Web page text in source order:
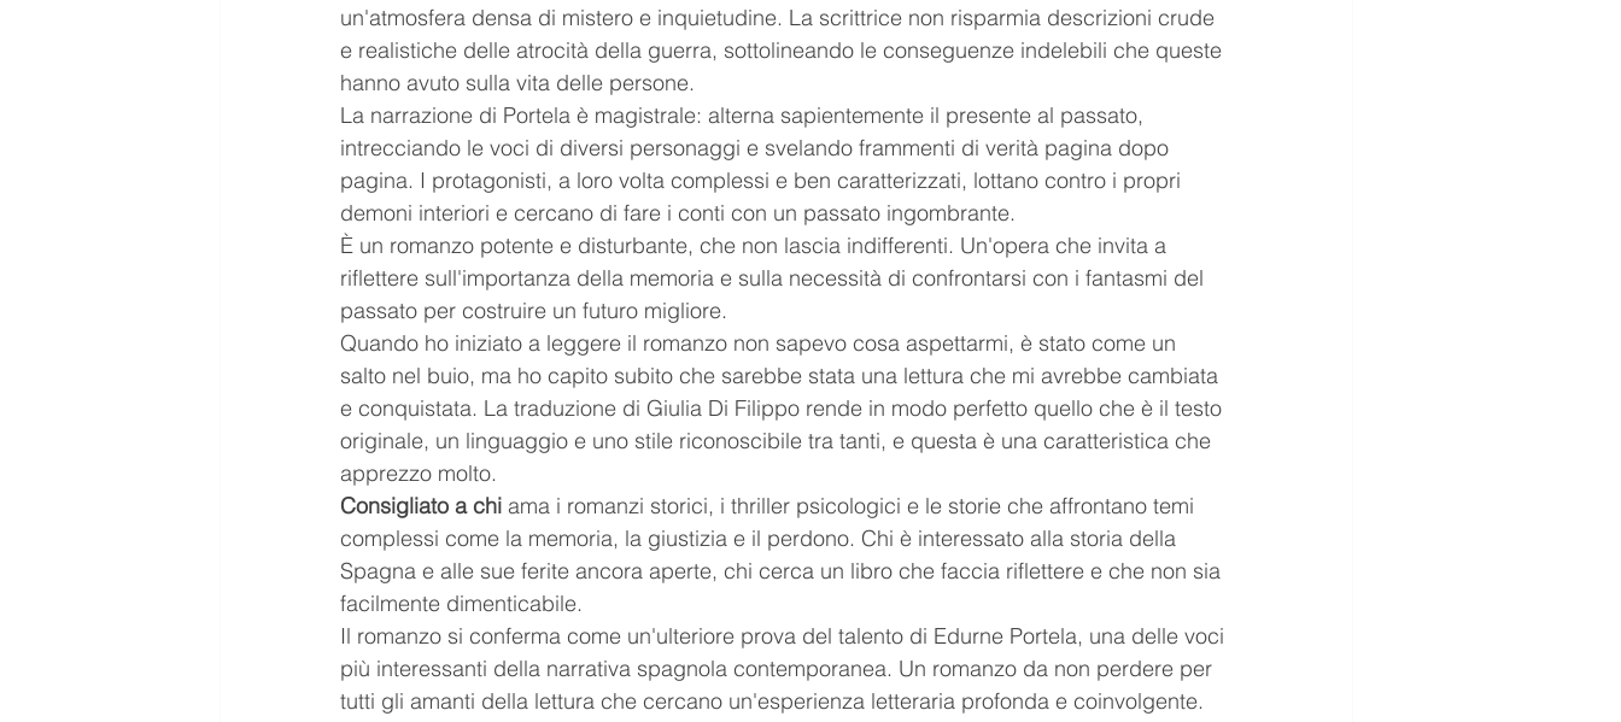
un'atmosfera densa di mistero e inquietudine. La scrittrice non risparmia descrizioni crude
e realistiche delle atrocità della guerra, sottolineando le conseguenze indelebili che queste
hanno avuto sulla vita delle persone.
La narrazione di Portela è magistrale: alterna sapientemente il presente al passato,
intrecciando le voci di diversi personaggi e svelando frammenti di verità pagina dopo
pagina. I protagonisti, a loro volta complessi e ben caratterizzati, lottano contro i propri
demoni interiori e cercano di fare i conti con un passato ingombrante.
È un romanzo potente e disturbante, che non lascia indifferenti. Un'opera che invita a
riflettere sull'importanza della memoria e sulla necessità di confrontarsi con i fantasmi del
passato per costruire un futuro migliore.
Quando ho iniziato a leggere il romanzo non sapevo cosa aspettarmi, è stato come un
salto nel buio, ma ho capito subito che sarebbe stata una lettura che mi avrebbe cambiata
e conquistata. La traduzione di Giulia Di Filippo rende in modo perfetto quello che è il testo
originale, un linguaggio e uno stile riconoscibile tra tanti, e questa è una caratteristica che
apprezzo molto.
Consigliato a chi ama i romanzi storici, i thriller psicologici e le storie che affrontano temi
complessi come la memoria, la giustizia e il perdono. Chi è interessato alla storia della
Spagna e alle sue ferite ancora aperte, chi cerca un libro che faccia riflettere e che non sia
facilmente dimenticabile.
Il romanzo si conferma come un'ulteriore prova del talento di Edurne Portela, una delle voci
più interessanti della narrativa spagnola contemporanea. Un romanzo da non perdere per
tutti gli amanti della lettura che cercano un'esperienza letteraria profonda e coinvolgente.